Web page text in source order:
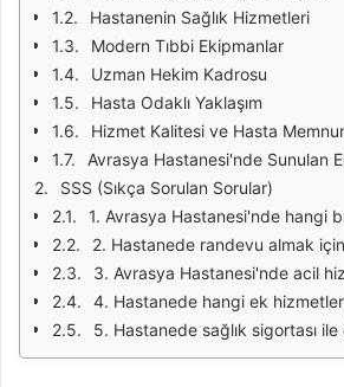
Hastanenin Sağlık Hizmetleri
Modern Tıbbi Ekipmanlar
Uzman Hekim Kadrosu
Hasta Odaklı Yaklaşım
Hizmet Kalitesi ve Hasta
Avrasya Hastanesi'nde Sunulan
SSS (Sıkça Sorulan Sorular)
1. Avrasya Hastanesi'nde hangi
2. Hastanede randevu almak için
3. Avrasya Hastanesi'nde acil
4. Hastanede hangi ek
5. Hastanede sağlık sigortası ile